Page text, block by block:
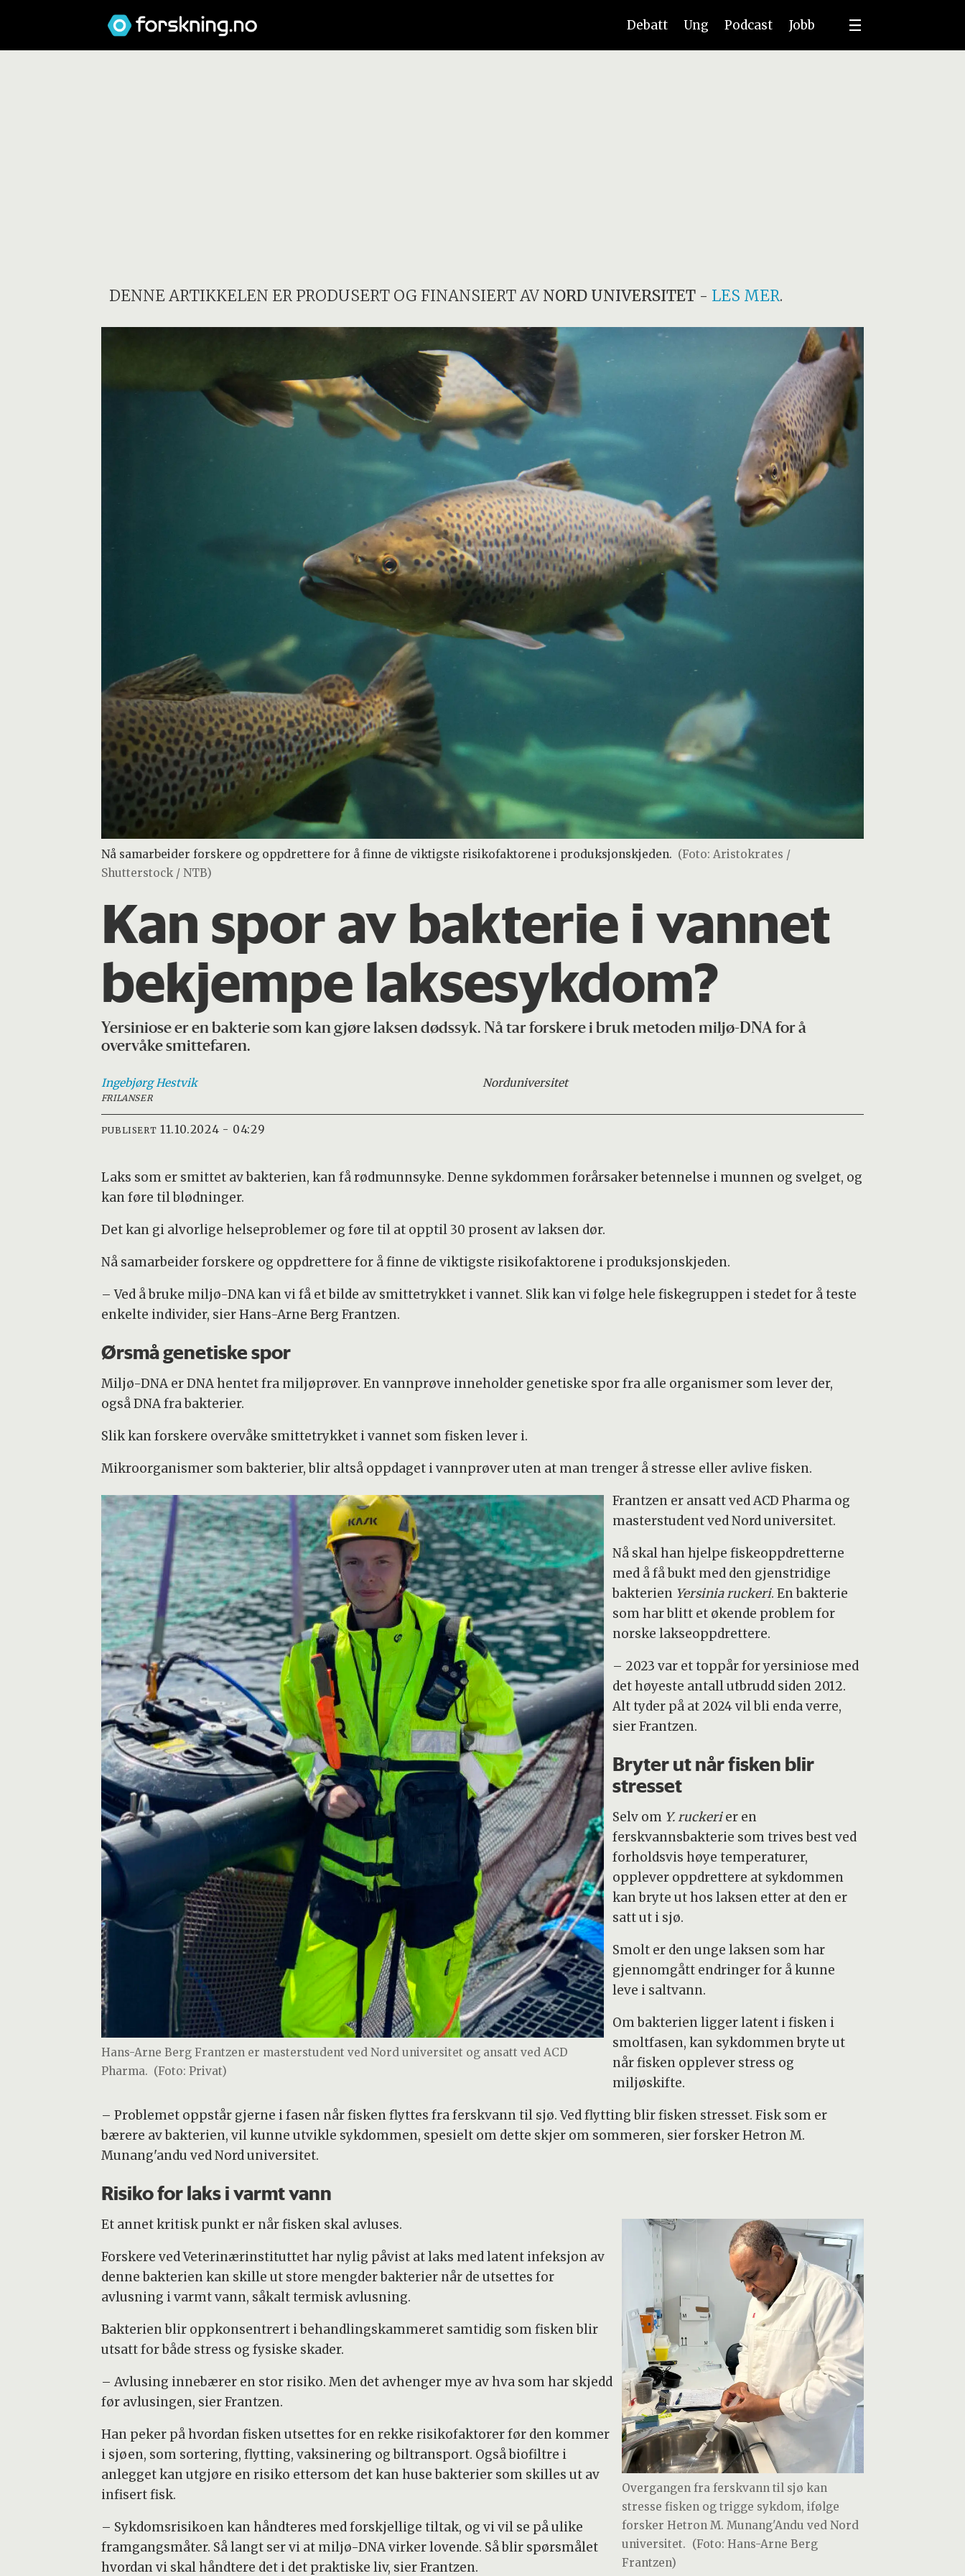
Debatt Ung Podcast Jobb
DENNE ARTIKKELEN ER PRODUSERT OG FINANSIERT AV NORD UNIVERSITET- LES MER.
Nå samarbeider forskere og oppdrettere for å finne de viktigste risikofaktorene i produksjonskjeden. (Foto: Aristokrates /
Shutterstock / NTB)
Kan spor av bakterie i vannet
bekjempe laksesykdom?
Yersiniose er en bakterie som kan gjøre laksen dødssyk. Nå tar forskere i bruk metoden miljø-DNA for å
overvåke smittefaren.
Ingebjørg Hestvik
FRILANSER
Norduniversitet
PUBLISERT 11.10.2024 - 04:29
Laks som er smittet av bakterien, kan få rødmunnsyke. Denne sykdommen forårsaker betennelse i munnen og svelget, og
kan føre til blødninger.
Det kan gi alvorlige helseproblemer og føre til at opptil 30 prosent av laksen dør.
Nå samarbeider forskere og oppdrettere for å finne de viktigste risikofaktorene i produksjonskjeden.
– Ved å bruke miljø-DNA kan vi få et bilde av smittetrykket i vannet. Slik kan vi følge hele fiskegruppen i stedet for å teste
enkelte individer, sier Hans-Arne Berg Frantzen.
Ørsmå genetiske spor
Miljø-DNA er DNA hentet fra miljøprøver. En vannprøve inneholder genetiske spor fra alle organismer som lever der,
også DNA fra bakterier.
Slik kan forskere overvåke smittetrykket i vannet som fisken lever i.
Mikroorganismer som bakterier, blir altså oppdaget i vannprøver uten at man trenger å stresse eller avlive fisken.
Hans-Arne Berg Frantzen er masterstudent ved Nord universitet og ansatt ved ACD
Pharma. (Foto: Privat)
Frantzen er ansatt ved ACD Pharma og
masterstudent ved Nord universitet.
Nå skal han hjelpe fiskeoppdretterne
med å få bukt med den gjenstridige
bakterien Yersinia ruckeri. En bakterie
som har blitt et økende problem for
norske lakseoppdrettere.
– 2023 var et toppår for yersiniose med
det høyeste antall utbrudd siden 2012.
Alt tyder på at 2024 vil bli enda verre,
sier Frantzen.
Bryter ut når fisken blir
stresset
Selv om Y. ruckerier en
ferskvannsbakterie som trives best ved
forholdsvis høye temperaturer,
opplever oppdrettere at sykdommen
kan bryte ut hos laksen etter at den er
satt ut i sjø.
Smolt er den unge laksen som har
gjennomgått endringer for å kunne
leve i saltvann.
Om bakterien ligger latent i fisken i
smoltfasen, kan sykdommen bryte ut
når fisken opplever stress og
miljøskifte.
– Problemet oppstår gjerne i fasen når fisken flyttes fra ferskvann til sjø. Ved flytting blir fisken stresset. Fisk som er
bærere av bakterien, vil kunne utvikle sykdommen, spesielt om dette skjer om sommeren, sier forsker Hetron M.
Munang'andu ved Nord universitet.
Risiko for laks i varmt vann
Overgangen fra ferskvann til sjø kan
stresse fisken og trigge sykdom, ifølge
forsker Hetron M. Munang'Andu ved Nord
universitet. (Foto: Hans-Arne Berg
Frantzen)
Et annet kritisk punkt er når fisken skal avluses.
Forskere ved Veterinærinstituttet har nylig påvist at laks med latent infeksjon av
denne bakterien kan skille ut store mengder bakterier når de utsettes for
avlusning i varmt vann, såkalt termisk avlusning.
Bakterien blir oppkonsentrert i behandlingskammeret samtidig som fisken blir
utsatt for både stress og fysiske skader.
– Avlusing innebærer en stor risiko. Men det avhenger mye av hva som har skjedd
før avlusingen, sier Frantzen.
Han peker på hvordan fisken utsettes for en rekke risikofaktorer før den kommer
i sjøen, som sortering, flytting, vaksinering og biltransport. Også biofiltre i
anlegget kan utgjøre en risiko ettersom det kan huse bakterier som skilles ut av
infisert fisk.
– Sykdomsrisikoen kan håndteres med forskjellige tiltak, og vi vil se på ulike
framgangsmåter. Så langt ser vi at miljø-DNA virker lovende. Så blir spørsmålet
hvordan vi skal håndtere det i det praktiske liv, sier Frantzen.